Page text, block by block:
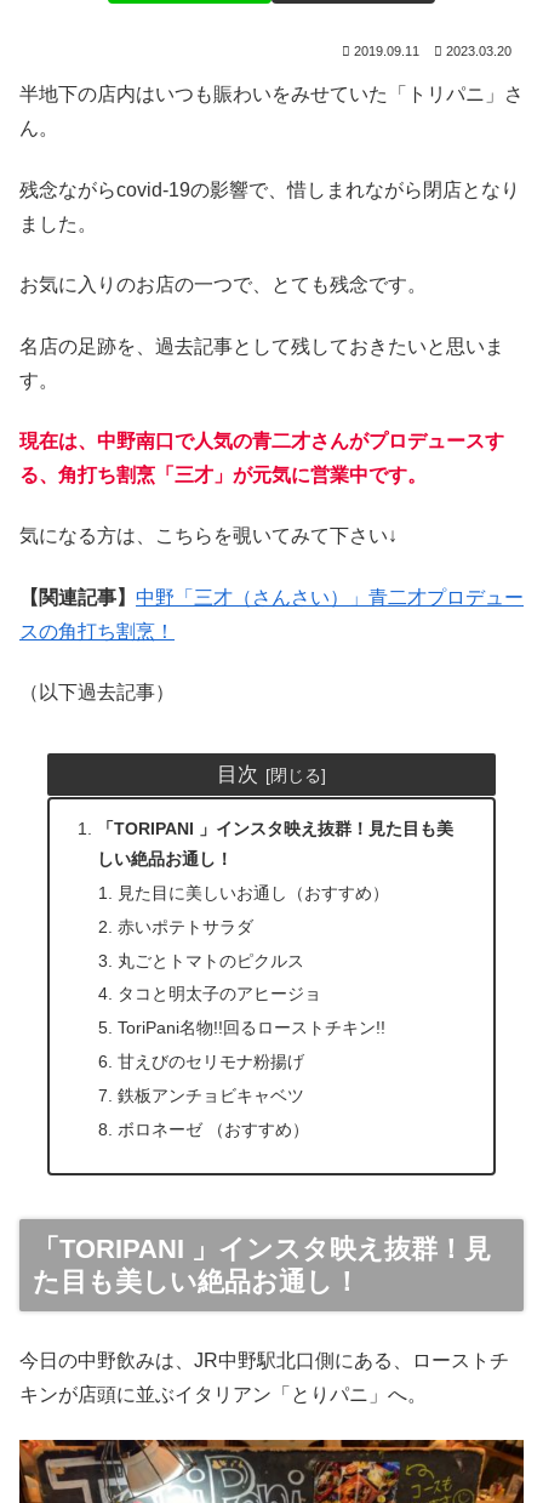
2019.09.11 2023.03.20
半地下の店内はいつも賑わいをみせていた「トリパニ」さ
ん。
残念ながらcovid-19の影響で、惜しまれながら閉店となり
ました。
お気に入りのお店の一つで、とても残念です。
名店の足跡を、過去記事として残しておきたいと思いま
す。
現在は、中野南口で人気の青二才さんがプロデュースす
る、角打ち割烹「三才」が元気に営業中です。
気になる方は、こちらを覗いてみて下さい↓
【関連記事】 中野「三才（さんさい）」青二才プロデュー
スの角打ち割烹！
（以下過去記事）
目次
「TORIPANI 」インスタ映え抜群！見た目も美
しい絶品お通し！
見た目に美しいお通し（おすすめ）
赤いポテトサラダ
丸ごとトマトのピクルス
タコと明太子のアヒージョ
ToriPani名物!!回るローストチキン!!
甘えびのセリモナ粉揚げ
鉄板アンチョビキャベツ
ボロネーゼ （おすすめ）
「TORIPANI 」インスタ映え抜群！見
た目も美しい絶品お通し！
今日の中野飲みは、JR中野駅北口側にある、ローストチ
キンが店頭に並ぶイタリアン「とりパニ」へ。